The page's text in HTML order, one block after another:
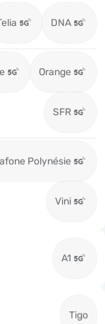
DNA
Orange
SFR
Polynésie
Vini
A1
Tigo